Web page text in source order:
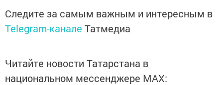
Следите за самым важным и интересным в
Telegram-канале Татмедиа
Читайте новости Татарстана в
национальном мессенджере MАХ: